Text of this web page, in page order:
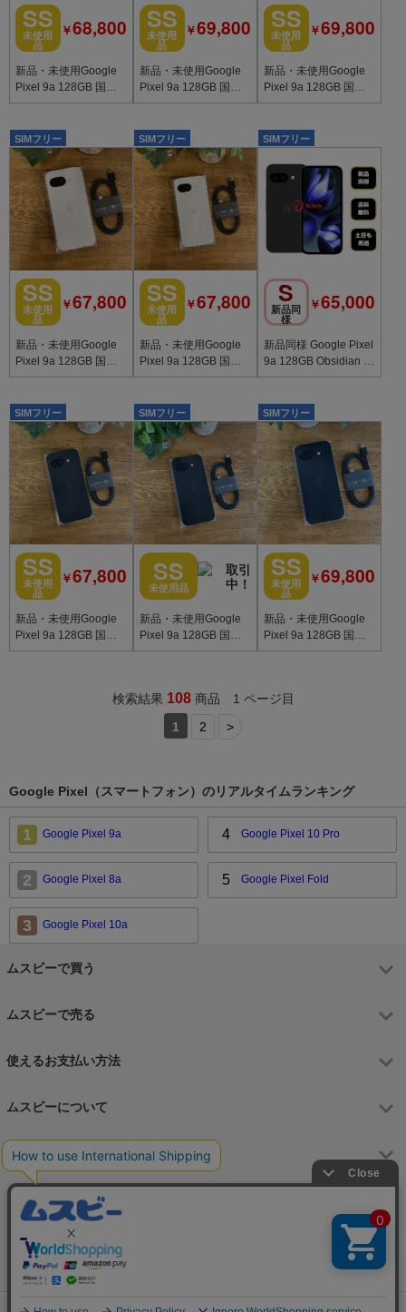
SS
未使用
品
￥68,800
新品・未使用Google
Pixel 9a 128GB 国内
版SIMフリー送料無料
SS
未使用
品
￥69,800
新品・未使用Google
Pixel 9a 128GB 国内
版SIMフリー送料無料
SS
未使用
品
￥69,800
新品・未使用Google
Pixel 9a 128GB 国内
版SIMフリー送料無料
SIMフリー
SS
未使用
品
￥67,800
新品・未使用Google
Pixel 9a 128GB 国内
版SIMフリー送料無料
SIMフリー
SS
未使用
品
￥67,800
新品・未使用Google
Pixel 9a 128GB 国内
版SIMフリー送料無料
SIMフリー
S
新品同
様
￥65,000
新品同様 Google Pixel
9a 128GB Obsidian 国
内版SIMフリー 送料無
SIMフリー
SS
未使用
品
￥67,800
新品・未使用Google
Pixel 9a 128GB 国内
版SIMフリー 送料無料
SIMフリー
SS
未使用品
新品・未使用Google
Pixel 9a 128GB 国内
版SIMフリー 送料無料
SIMフリー
SS
未使用
品
￥69,800
新品・未使用Google
Pixel 9a 128GB 国内
版SIMフリー 送料無料
検索結果 108商品 1 ページ目
1
2 >
Google Pixel（スマートフォン）のリアルタイムランキング
1 Google Pixel 9a
2 Google Pixel 8a
3 Google Pixel 10a
4 Google Pixel 10 Pro
5 Google Pixel Fold
ムスビーで買う
ムスビーで売る
使えるお支払い方法
ムスビーについて
運営会社
月～金 9:00～17:00（土日祝祭日はお休み）
Copyright © 2006-2026 Wavedash Co., Ltd. All Rights Reserved.